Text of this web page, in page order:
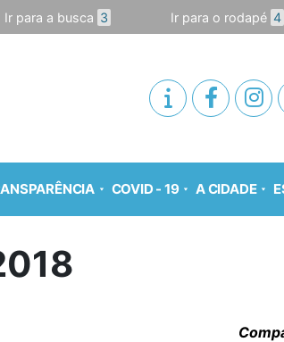
Ir para a busca 3 Ir para o rodapé 4
COVID - 19 A CIDADE